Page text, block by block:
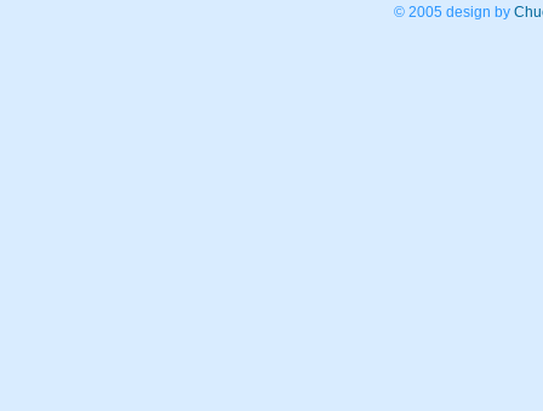
© 2005 design by